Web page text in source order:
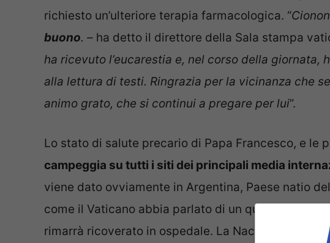
richiesto un’ulteriore terapia farmacologica. “
buono. – ha detto il direttore della Sala stampa
ha ricevuto l’eucarestia e, nel corso della giornata,
alla lettura di testi. Ringrazia per la vicinanza che
animo grato, che si continui a pregare per lui”.
Lo stato di salute precario di Papa Francesco, e le
campeggia su tutti i siti dei principali media
viene dato ovviamente in Argentina, Paese natio
come il Vaticano abbia parlato di un quadro clinico
rimarrà ricoverato in ospedale. La Nacion invece